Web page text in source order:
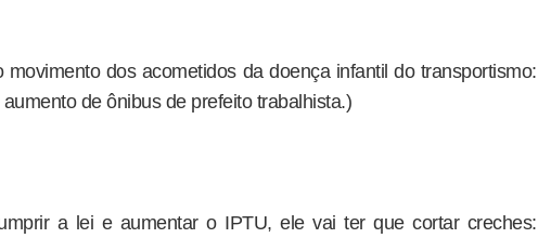
movimento dos acometidos da doença infantil do transportismo:
de ônibus de prefeito trabalhista.)
a lei e aumentar o IPTU, ele vai ter que cortar creches: